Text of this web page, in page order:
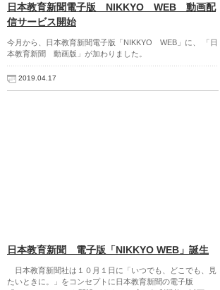
日本教育新聞電子版 NIKKYO WEB 動画配
信サービス開始
今月から、日本教育新聞電子版「NIKKYO WEB」に、 「日
本教育新聞 動画版」が加わりました。
2019.04.17
日本教育新聞 電子版「NIKKYO WEB」誕生
日本教育新聞社は１０月１日に「いつでも、どこでも、見
たいときに。」をコンセプトに日本教育新聞の電子版